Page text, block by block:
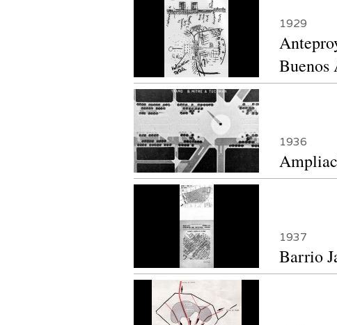
1929
Buenos
1936
1937
Barrio